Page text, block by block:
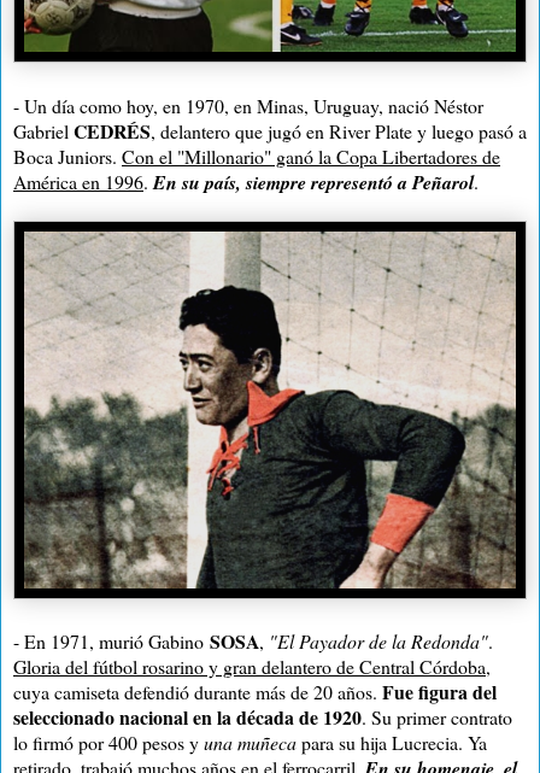
- Un día como hoy, en 1970, en Minas, Uruguay, nació Néstor
Gabriel CEDRÉS, delantero que jugó en River Plate y luego pasó a
Boca Juniors. Con el "Millonario" ganó la Copa Libertadores de
América en 1996. En su país, siempre representó a Peñarol.
- En 1971, murió Gabino SOSA, "El Payador de la Redonda".
Gloria del fútbol rosarino y gran delantero de Central Córdoba,
cuya camiseta defendió durante más de 20 años. Fue figura del
seleccionado nacional en la década de 1920. Su primer contrato
lo firmó por 400 pesos yuna muñecapara su hija Lucrecia. Ya
retirado, trabajó muchos años en el ferrocarril.